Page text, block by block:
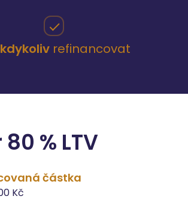
refinancovat
% LTV
částka
Kč